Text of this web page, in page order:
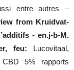
entre autres –
from Kruidvat-
- en.j-b-M.
feu: Lucovitaal,
CBD 5% rapports